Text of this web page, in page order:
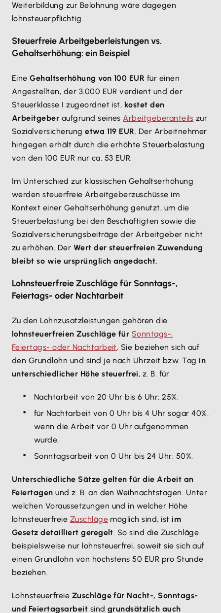
Weiterbildung zur Belohnung wäre dagegen
lohnsteuerpflichtig.
Steuerfreie Arbeitgeberleistungen vs.
Gehaltserhöhung: ein Beispiel
EineGehaltserhöhung von 100 EUR für einen
Angestellten, der 3.000 EUR verdient und der
Steuerklasse I zugeordnet ist, kostet den
Arbeitgeber aufgrund seinesArbeitgeberanteils zur
Sozialversicherungetwa 119 EUR. Der Arbeitnehmer
hingegen erhält durch die erhöhte Steuerbelastung
von den 100 EUR nur ca. 53 EUR.
Im Unterschied zur klassischen Gehaltserhöhung
werden steuerfreie Arbeitgeberzuschüsse im
Kontext einer Gehaltserhöhung genutzt, um die
Steuerbelastung bei den Beschäftigten sowie die
Sozialversicherungsbeiträge der Arbeitgeber nicht
zu erhöhen. Der Wert der steuerfreien Zuwendung
bleibt so wie ursprünglich angedacht.
Lohnsteuerfreie Zuschläge für Sonntags-,
Feiertags- oder Nachtarbeit
Zu den Lohnzusatzleistungen gehören die
lohnsteuerfreien Zuschläge für Sonntags-,
Feiertags- oder Nachtarbeit. Sie beziehen sich auf
den Grundlohn und sind je nach Uhrzeit bzw. Tag in
unterschiedlicher Höhe steuerfrei, z. B. für
Nachtarbeit von 20 Uhr bis 6 Uhr: 25%,
für Nachtarbeit von 0 Uhr bis 4 Uhr sogar 40%,
wenn die Arbeit vor 0 Uhr aufgenommen
wurde,
Sonntagsarbeit von 0 Uhr bis 24 Uhr: 50%.
Unterschiedliche Sätze gelten für die Arbeit an
Feiertagen und z. B. an den Weihnachtstagen. Unter
welchen Voraussetzungen und in welcher Höhe
lohnsteuerfreie Zuschläge möglich sind, ist im
Gesetz detailliert geregelt. So sind die Zuschläge
beispielsweise nur lohnsteuerfrei, soweit sie sich auf
einen Grundlohn von höchstens 50 EUR pro Stunde
beziehen.
Lohnsteuerfreie Zuschläge für Nacht-, Sonntags-
und Feiertagsarbeit sindgrundsätzlich auch